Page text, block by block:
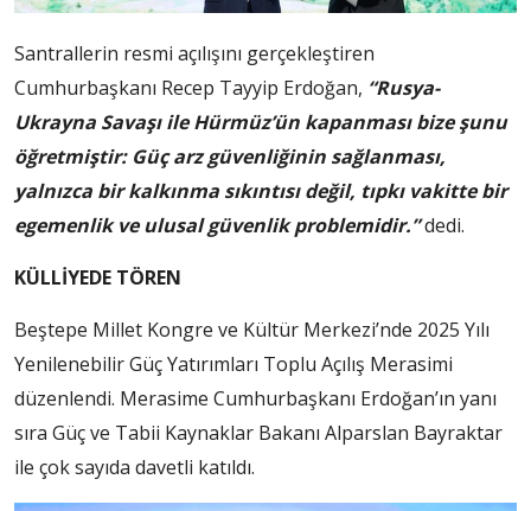
Santrallerin resmi açılışını gerçekleştiren
Cumhurbaşkanı Recep Tayyip Erdoğan, “Rusya-
Ukrayna Savaşı ile Hürmüz’ün kapanması bize şunu
öğretmiştir: Güç arz güvenliğinin sağlanması,
yalnızca bir kalkınma sıkıntısı değil, tıpkı vakitte bir
egemenlik ve ulusal güvenlik problemidir.”dedi.
KÜLLİYEDE TÖREN
Beştepe Millet Kongre ve Kültür Merkezi’nde 2025 Yılı
Yenilenebilir Güç Yatırımları Toplu Açılış Merasimi
düzenlendi. Merasime Cumhurbaşkanı Erdoğan’ın yanı
sıra Güç ve Tabii Kaynaklar Bakanı Alparslan Bayraktar
ile çok sayıda davetli katıldı.